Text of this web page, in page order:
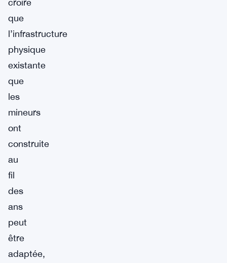
croire
que
l’infrastructure
physique
existante
que
les
mineurs
ont
construite
au
fil
des
ans
peut
être
adaptée,